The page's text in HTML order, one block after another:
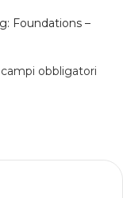
Foundations –
obbligatori